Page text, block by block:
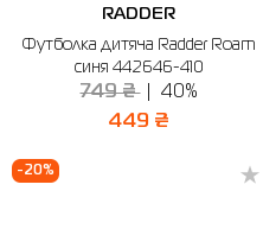
RADDER
Футболка дитяча Radder Roam
синя 442646-410
749 ₴ 40%
449 ₴
-20%